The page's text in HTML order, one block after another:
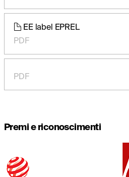
EE label EPREL
PDF
PDF
Premi e riconoscimenti